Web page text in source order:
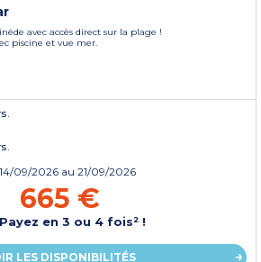
avec accès direct sur la plage !
piscine et vue mer.
14/09/2026 au 21/09/2026
665 €
en 3 ou 4 fois² !
LES DISPONIBILITÉS